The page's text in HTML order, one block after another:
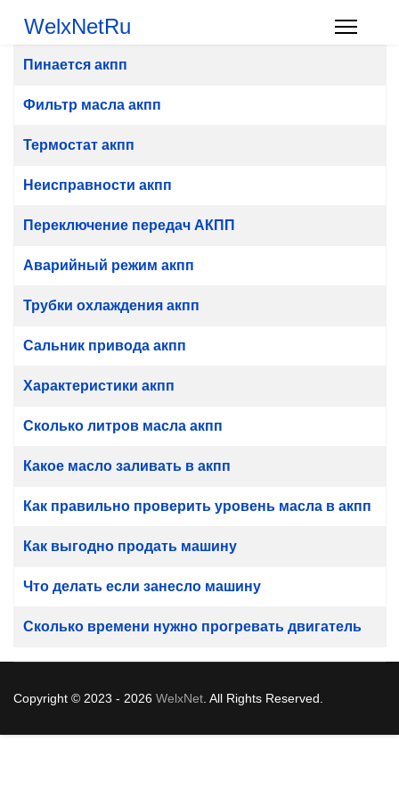
WelxNetRu
Заголовок
Пинается акпп
Фильтр масла акпп
Термостат акпп
Неисправности акпп
Переключение передач АКПП
Аварийный режим акпп
Трубки охлаждения акпп
Сальник привода акпп
Характеристики акпп
Сколько литров масла акпп
Какое масло заливать в акпп
Как правильно проверить уровень масла в акпп
Как выгодно продать машину
Что делать если занесло машину
Сколько времени нужно прогревать двигатель
Copyright © 2023 - 2026 WelxNet . All Rights Reserved.